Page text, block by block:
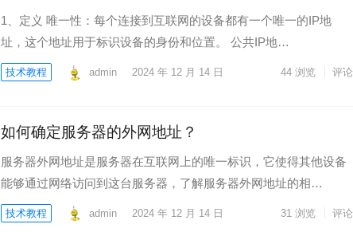
1、定义 唯一性：每个连接到互联网的设备都有一个唯一的IP地
址，这个地址用于标识设备的身份和位置。 公共IP地…
技术教程 admin 2024 年 12 月 14 日 44 浏览 评论
如何确定服务器的外网地址？
服务器外网地址是服务器在互联网上的唯一标识，它使得其他设备
能够通过网络访问到这台服务器，了解服务器外网地址的相…
技术教程 admin 2024 年 12 月 14 日 31 浏览 评论